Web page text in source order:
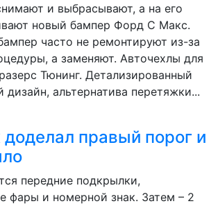
и выбрасывают, а на его
новый бампер Форд С Макс.
часто не ремонтируют из-за
а заменяют. Авточехлы для
Тюнинг. Детализированный
альтернатива перетяжки...
правый порог и
передние подкрылки,
фары и номерной знак. Затем – 2